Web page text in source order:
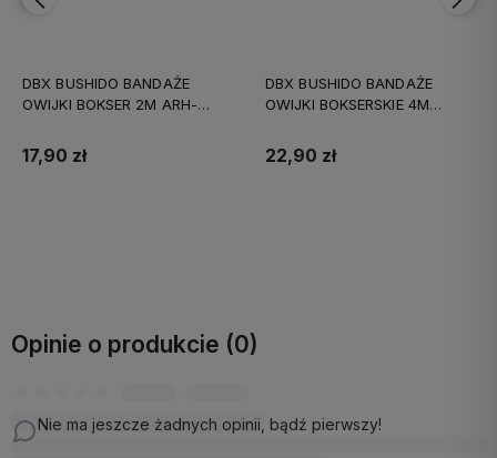
DBX BUSHIDO BANDAŻE
OWIJKI BOKSERSKIE 4M
22,90 zł
DBX BUSHIDO BANDAŻE
OWIJKI BOKSERSKIE 4M
22,90 zł
Opinie o produkcie (0)
Nie ma jeszcze żadnych opinii, bądź pierwszy!